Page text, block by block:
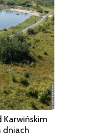
Karwińskim
dniach